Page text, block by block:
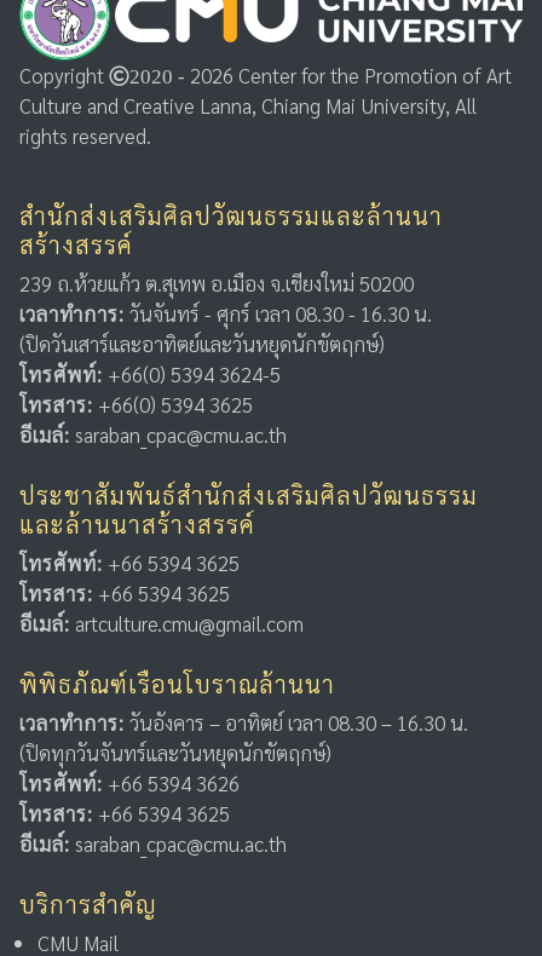
Copyright 2020 - 2026 Center for the Promotion of Art
Culture and Creative Lanna, Chiang Mai University, All
rights reserved.
สำนักส่งเสริมศิลปวัฒนธรรมและล้านนา
สร้างสรรค์
239 ถ.ห้วยแก้ว ต.สุเทพ อ.เมือง จ.เชียงใหม่ 50200
เวลาทำการ: วันจันทร์ - ศุกร์ เวลา 08.30 - 16.30 น.
(ปิดวันเสาร์และอาทิตย์และวันหยุดนักขัตฤกษ์)
โทรศัพท์: +66(0) 5394 3624-5
โทรสาร: +66(0) 5394 3625
อีเมล์: saraban_cpac@cmu.ac.th
ประชาสัมพันธ์สำนักส่งเสริมศิลปวัฒนธรรม
และล้านนาสร้างสรรค์
โทรศัพท์: +66 5394 3625
โทรสาร: +66 5394 3625
อีเมล์: artculture.cmu@gmail.com
พิพิธภัณฑ์เรือนโบราณล้านนา
เวลาทำการ: วันอังคาร – อาทิตย์ เวลา 08.30 – 16.30 น.
(ปิดทุกวันจันทร์และวันหยุดนักขัตฤกษ์)
โทรศัพท์: +66 5394 3626
โทรสาร: +66 5394 3625
อีเมล์: saraban_cpac@cmu.ac.th
บริการสำคัญ
CMU Mail